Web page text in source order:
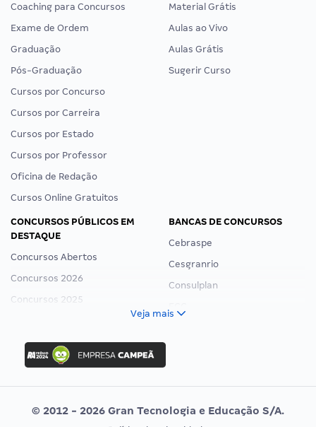
Coaching para Concursos
Exame de Ordem
Graduação
Pós-Graduação
Cursos por Concurso
Cursos por Carreira
Cursos por Estado
Cursos por Professor
Oficina de Redação
Cursos Online Gratuitos
Material Grátis
Aulas ao Vivo
Aulas Grátis
Sugerir Curso
CONCURSOS PÚBLICOS EM
DESTAQUE
Concursos Abertos
Concursos 2026
Concursos 2025
Concurso Ibama
Concurso MPU
Editais publicados
BANCAS DE CONCURSOS
Cebraspe
Cesgranrio
Consulplan
Vunesp
Veja mais
© 2012 - 2026 Gran Tecnologia e Educação S/A.